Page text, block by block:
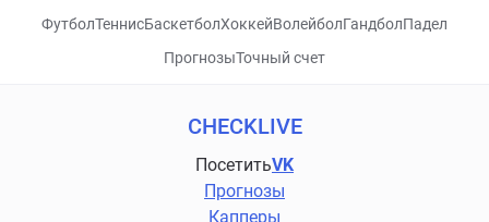
ФутболТеннисБаскетболХоккейВолейболГандболПадел
ПрогнозыТочный счет
CHECKLIVE
ПосетитьVK
Прогнозы
Капперы